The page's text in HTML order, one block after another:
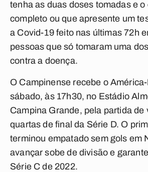
tenha as duas doses tomadas e o
completo ou que apresente um
a Covid-19 feito nas últimas 72h
pessoas que só tomaram uma
contra a doença.
O Campinense recebe o
sábado, às 17h30, no Estádio
Campina Grande, pela partida de
quartas de final da Série D. O
terminou empatado sem gols em
avançar sobe de divisão e
Série C de 2022.